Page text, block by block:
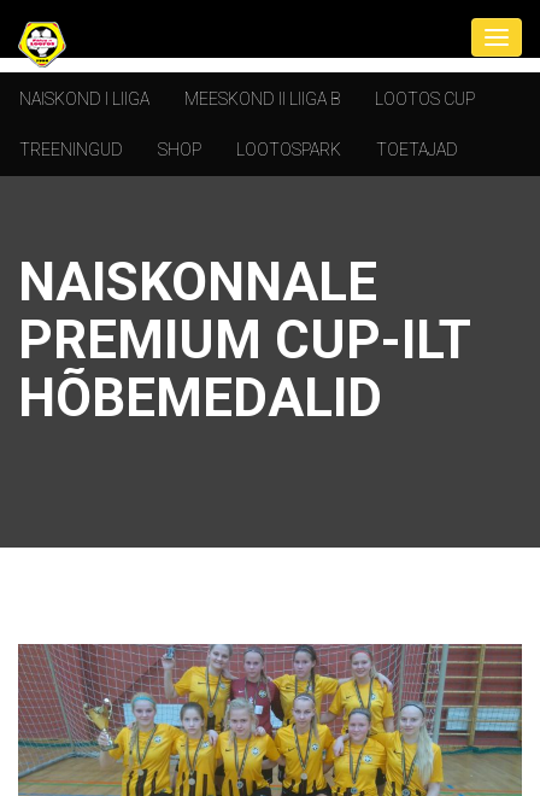
NAISKOND I LIIGA MEESKOND II LIIGA B LOOTOS CUP
TREENINGUD SHOP LOOTOSPARK TOETAJAD
NAISKONNALE
PREMIUM CUP-ILT
HÕBEMEDALID